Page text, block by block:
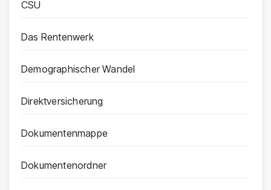
CSU
Das Rentenwerk
Demographischer Wandel
Direktversicherung
Dokumentenmappe
Dokumentenordner